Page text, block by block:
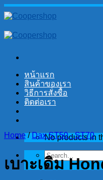
Skip
to
หน้าแรก
สินค้าของเรา
วิธีการสั่งซื้อ
ติดต่อเรา
No products in
Search
for:
Home / Dax ST50 - ST70
เบาะเดิม